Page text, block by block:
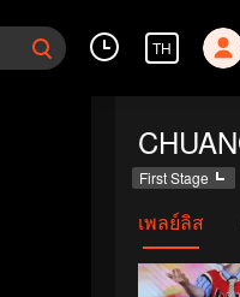
TH
First Stage
เพลย์ลิส